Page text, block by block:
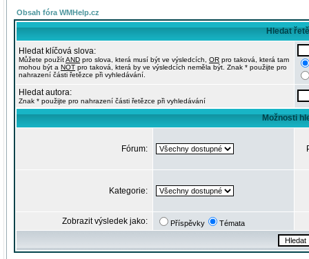
Obsah fóra WMHelp.cz
Hledat
Hledat klíčová slova:
Můžete použítAND pro slova, která musí být ve výsledcích, OR pro taková, která tam
mohou být a NOT pro taková, která by ve výsledcích neměla být. Znak * použijte pro
nahrazení části řetězce při vyhledávání.
Hledat autora:
Znak * použijte pro nahrazení části řetězce při vyhledávání
Možnosti
Fórum:
Kategorie:
Zobrazit výsledek jako: Příspěvky Témata